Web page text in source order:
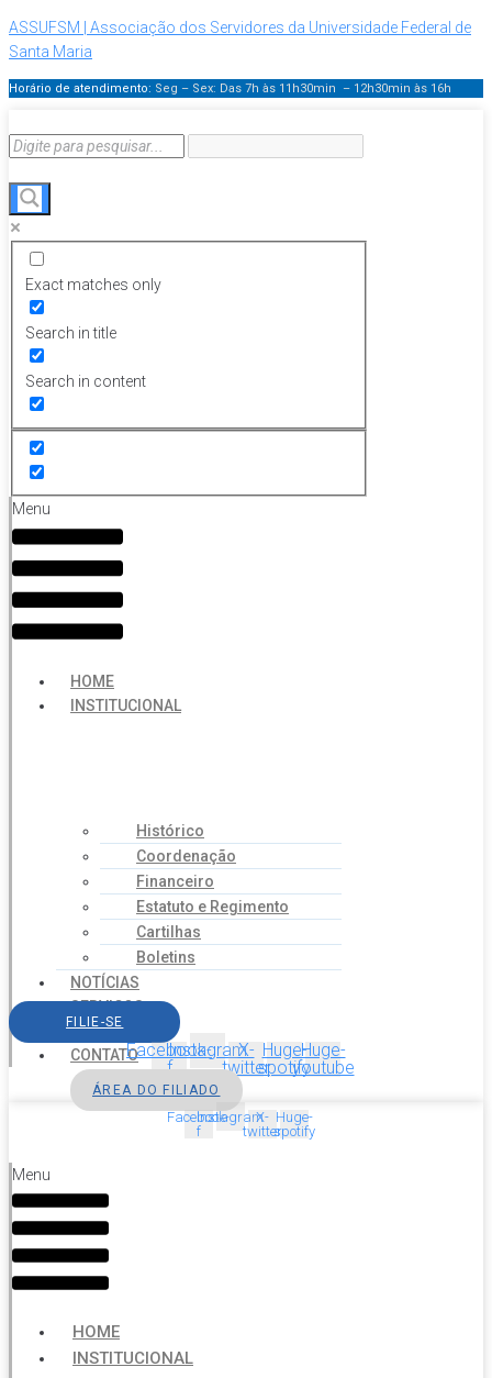
ASSUFSM | Associação dos Servidores da Universidade Federal de
Santa Maria
Horário de atendimento: Seg – Sex: Das 7h às 11h30min – 12h30min às 16h
Exact matches only
Search in title
Search in content
Menu
HOME
INSTITUCIONAL
Histórico
Coordenação
Financeiro
Estatuto e Regimento
Cartilhas
Boletins
NOTÍCIAS
SERVIÇOS
AGENDA
CONTATO
FILIE-SE
Facebook-
f
InstagramX-
twitter
Huge-
spotify
Huge-
youtube
ÁREA DO FILIADO
Facebook-
f
InstagramX-
twitter
Huge-
spotify
Menu
HOME
INSTITUCIONAL